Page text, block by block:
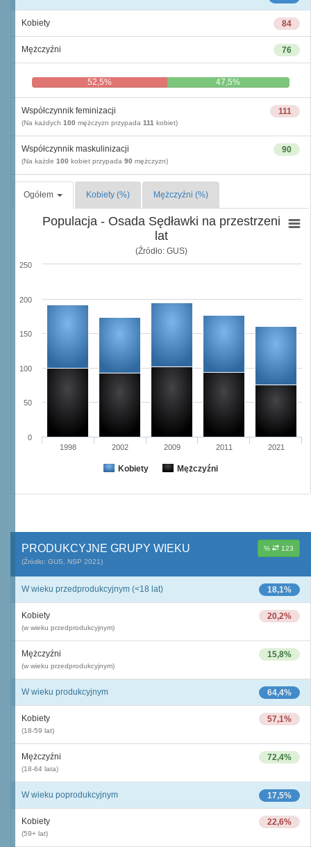
84
Kobiety
76
Mężczyźni
52,5% 47,5%
111
Współczynnik feminizacji
(Na każdych 100 mężczyzn przypada 111 kobiet)
90
Współczynnik maskulinizacji
(Na każde 100 kobiet przypada 90 mężczyzn)
Ogółem Kobiety (%) Mężczyźni (%)
Populacja - Osada Sędławki na przestrzeni
lat
(Źródło: GUS)
Kobiety Mężczyźni
1998 2002 2009 2011 2021
0
50
100
150
200
250
% 123
PRODUKCYJNE GRUPY WIEKU
(Źródło: GUS, NSP 2021)
18,1%
W wieku przedprodukcyjnym (<18 lat)
20,2%
Kobiety
(w wieku przedprodukcyjnym)
15,8%
Mężczyźni
(w wieku przedprodukcyjnym)
64,4%
W wieku produkcyjnym
57,1%
Kobiety
(18-59 lat)
72,4%
Mężczyźni
(18-64 lata)
17,5%
W wieku poprodukcyjnym
22,6%
Kobiety
(59+ lat)